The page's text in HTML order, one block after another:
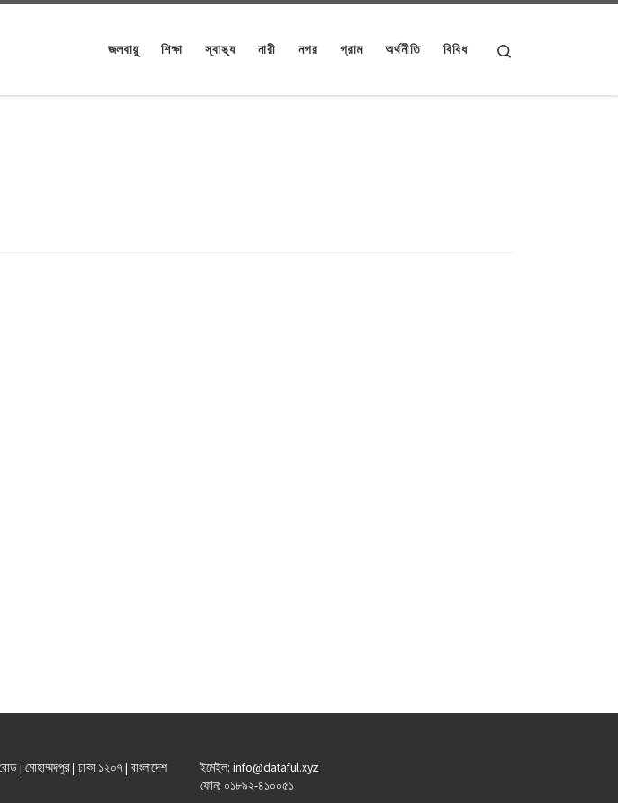
জলবায়ু শিক্ষা স্বাস্থ্য নারী নগর গ্রাম অর্থনীতি বিবিধ
| মোহাম্মদপুর | ঢাকা ১২০৭ | বাংলাদেশ
ইমেইল: info@dataful.xyz
ফোন: ০১৮৯২-৪১০০৫১